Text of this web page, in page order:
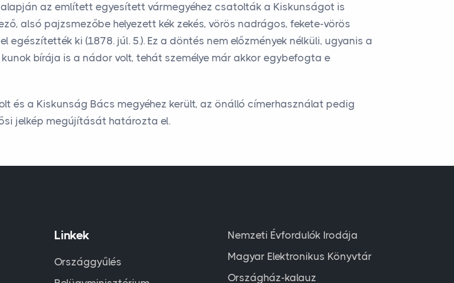
az említett egyesített vármegyéhez csatolták a Kiskunságot is
alsó pajzsmezőbe helyezett kék zekés, vörös nadrágos, fekete-vörös
ki (1878. júl. 5.). Ez a döntés nem előzmények nélküli, ugyanis a
bírája is a nádor volt, tehát személye már akkor egybefogta e
és a Kiskunság Bács megyéhez került, az önálló címerhasználat pedig
jelkép megújítását határozta el.
Linkek
Országgyűlés
Nemzeti Évfordulók Irodája
Magyar Elektronikus Könyvtár
Országház-kalauz